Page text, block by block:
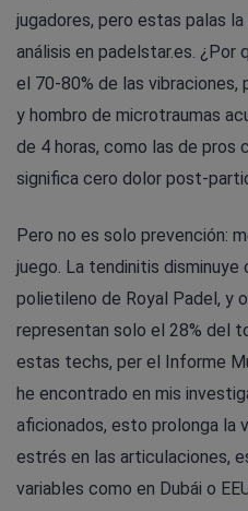
jugadores, pero estas palas
análisis en padelstar.es. ¿Por
el 70-80% de las
y hombro de microtraumas
de 4 horas, como las de pros
significa cero dolor post-
Pero no es solo prevención:
juego. La tendinitis disminuye
polietileno de Royal Padel, y
representan solo el 28% del
estas techs, per el Informe
he encontrado en mis
aficionados, esto prolonga la
estrés en las articulaciones,
variables como en Dubái o